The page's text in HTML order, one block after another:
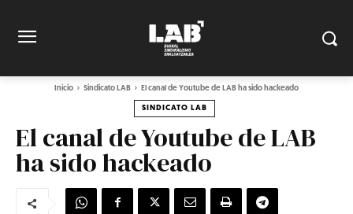
Inicio Sindicato LAB El canal de Youtube de LAB ha sido hackeado
SINDICATO LAB
El canal de Youtube de LAB
ha sido hackeado